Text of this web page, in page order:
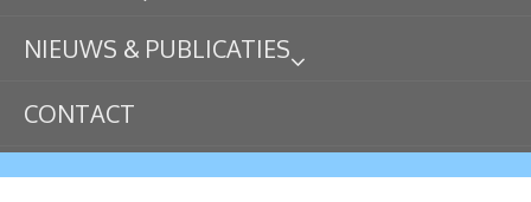
NIEUWS & PUBLICATIES
CONTACT